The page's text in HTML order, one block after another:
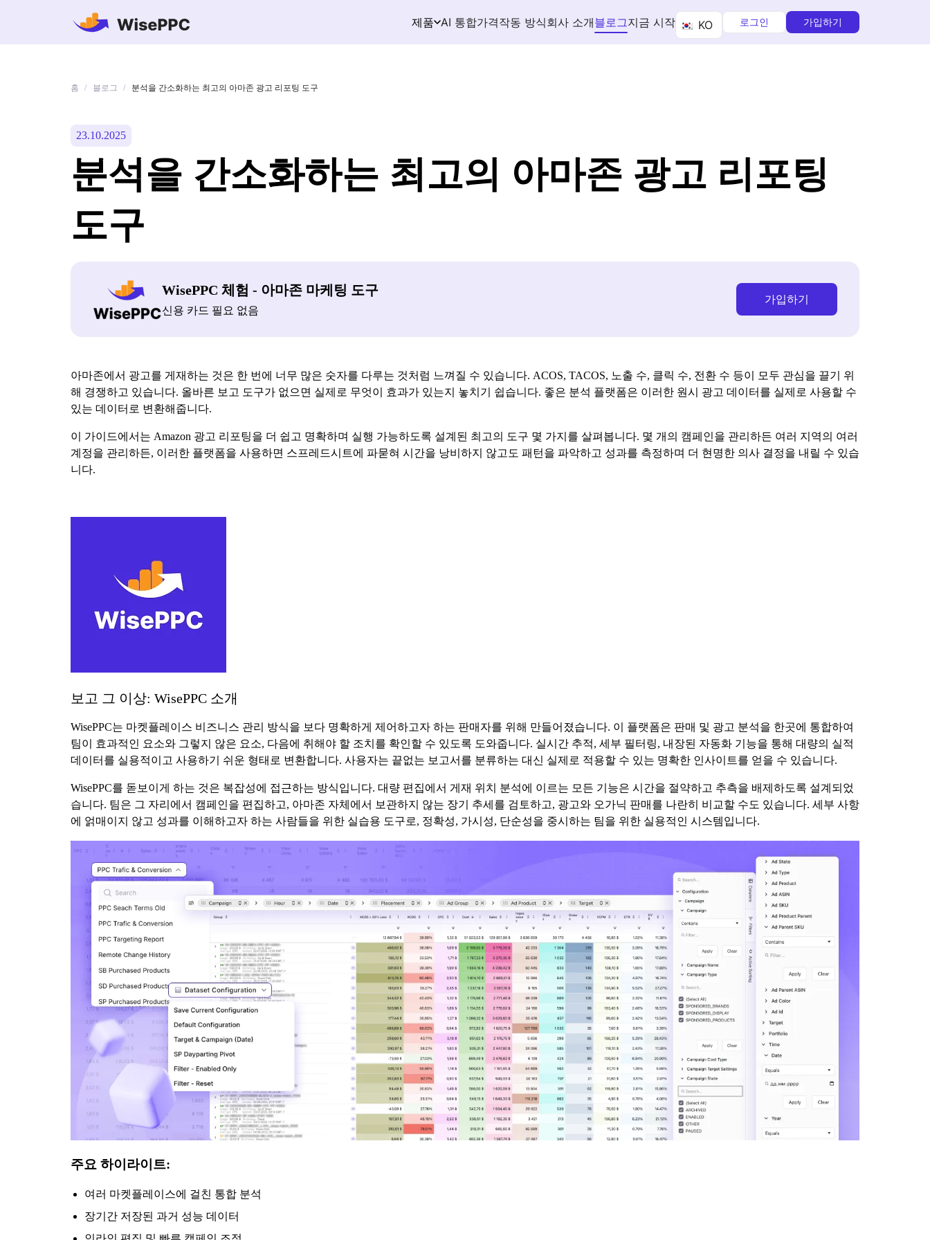
제품 AI 통합가격작동 방식회사 소개블로그지금 시작 KO 로그인 가입하기
홈 / 블로그 / 분석을 간소화하는 최고의 아마존 광고 리포팅 도구
23.10.2025
분석을 간소화하는 최고의 아마존 광고 리포팅
도구
WisePPC 체험 - 아마존 마케팅 도구
신용 카드 필요 없음
가입하기
아마존에서 광고를 게재하는 것은 한 번에 너무 많은 숫자를 다루는 것처럼 느껴질 수 있습니다. ACOS, TACOS, 노출 수, 클릭 수, 전환 수 등이 모두 관심을 끌기 위
해 경쟁하고 있습니다. 올바른 보고 도구가 없으면 실제로 무엇이 효과가 있는지 놓치기 쉽습니다. 좋은 분석 플랫폼은 이러한 원시 광고 데이터를 실제로 사용할 수
있는 데이터로 변환해줍니다.
이 가이드에서는 Amazon 광고 리포팅을 더 쉽고 명확하며 실행 가능하도록 설계된 최고의 도구 몇 가지를 살펴봅니다. 몇 개의 캠페인을 관리하든 여러 지역의 여러
계정을 관리하든, 이러한 플랫폼을 사용하면 스프레드시트에 파묻혀 시간을 낭비하지 않고도 패턴을 파악하고 성과를 측정하며 더 현명한 의사 결정을 내릴 수 있습
니다.
보고 그 이상: WisePPC 소개
WisePPC는 마켓플레이스 비즈니스 관리 방식을 보다 명확하게 제어하고자 하는 판매자를 위해 만들어졌습니다. 이 플랫폼은 판매 및 광고 분석을 한곳에 통합하여
팀이 효과적인 요소와 그렇지 않은 요소, 다음에 취해야 할 조치를 확인할 수 있도록 도와줍니다. 실시간 추적, 세부 필터링, 내장된 자동화 기능을 통해 대량의 실적
데이터를 실용적이고 사용하기 쉬운 형태로 변환합니다. 사용자는 끝없는 보고서를 분류하는 대신 실제로 적용할 수 있는 명확한 인사이트를 얻을 수 있습니다.
WisePPC를 돋보이게 하는 것은 복잡성에 접근하는 방식입니다. 대량 편집에서 게재 위치 분석에 이르는 모든 기능은 시간을 절약하고 추측을 배제하도록 설계되었
습니다. 팀은 그 자리에서 캠페인을 편집하고, 아마존 자체에서 보관하지 않는 장기 추세를 검토하고, 광고와 오가닉 판매를 나란히 비교할 수도 있습니다. 세부 사항
에 얽매이지 않고 성과를 이해하고자 하는 사람들을 위한 실습용 도구로, 정확성, 가시성, 단순성을 중시하는 팀을 위한 실용적인 시스템입니다.
주요 하이라이트:
여러 마켓플레이스에 걸친 통합 분석
장기간 저장된 과거 성능 데이터